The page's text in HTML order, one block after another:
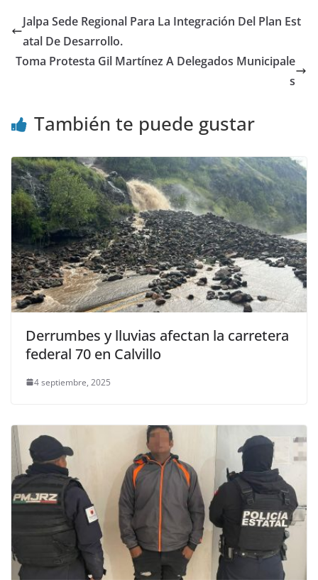
Jalpa Sede Regional Para La Integración Del Plan Est
atal De Desarrollo.
Toma Protesta Gil Martínez A Delegados Municipale
s
También te puede gustar
Derrumbes y lluvias afectan la carretera
federal 70 en Calvillo
4 septiembre, 2025